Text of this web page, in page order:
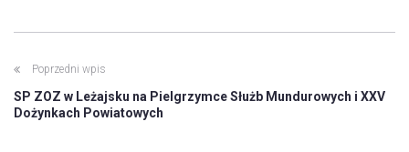
Poprzedni wpis
SP ZOZ w Leżajsku na Pielgrzymce Służb Mundurowych i XXV
Dożynkach Powiatowych